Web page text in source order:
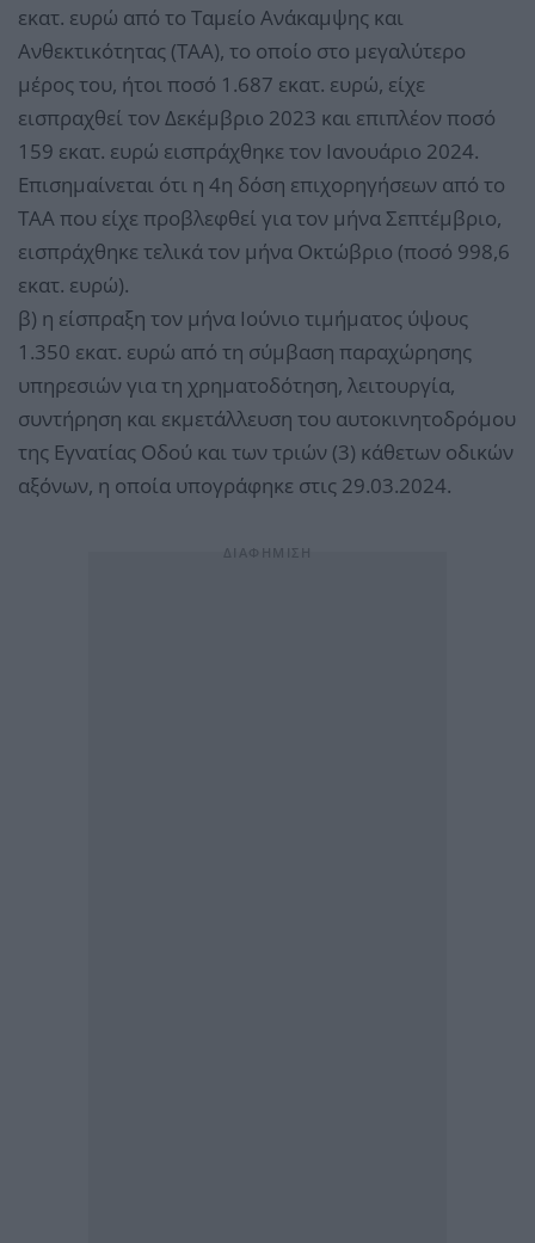
εκατ. ευρώ από το Ταμείο Ανάκαμψης και
Ανθεκτικότητας (ΤΑΑ), το οποίο στο μεγαλύτερο
μέρος του, ήτοι ποσό 1.687 εκατ. ευρώ, είχε
εισπραχθεί τον Δεκέμβριο 2023 και επιπλέον ποσό
159 εκατ. ευρώ εισπράχθηκε τον Ιανουάριο 2024.
Επισημαίνεται ότι η 4η δόση επιχορηγήσεων από το
ΤΑΑ που είχε προβλεφθεί για τον μήνα Σεπτέμβριο,
εισπράχθηκε τελικά τον μήνα Οκτώβριο (ποσό 998,6
εκατ. ευρώ).
β) η είσπραξη τον μήνα Ιούνιο τιμήματος ύψους
1.350 εκατ. ευρώ από τη σύμβαση παραχώρησης
υπηρεσιών για τη χρηματοδότηση, λειτουργία,
συντήρηση και εκμετάλλευση του αυτοκινητοδρόμου
της Εγνατίας Οδού και των τριών (3) κάθετων οδικών
αξόνων, η οποία υπογράφηκε στις 29.03.2024.